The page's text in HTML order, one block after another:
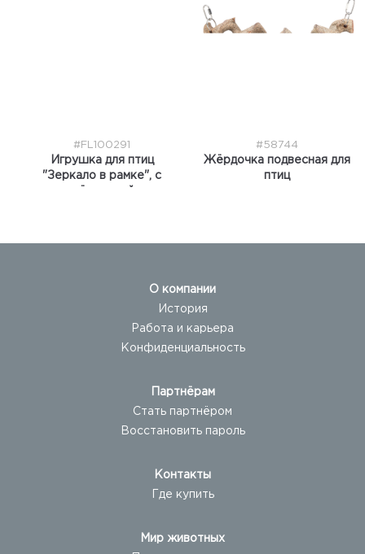
#FL100291
Игрушка для птиц
"Зеркало в рамке", с
#58744
Жёрдочка подвесная для
птиц
О компании
История
Работа и карьера
Конфиденциальность
Партнёрам
Стать партнёром
Восстановить пароль
Контакты
Где купить
Мир животных